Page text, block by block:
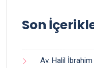
Son
Av. Halil